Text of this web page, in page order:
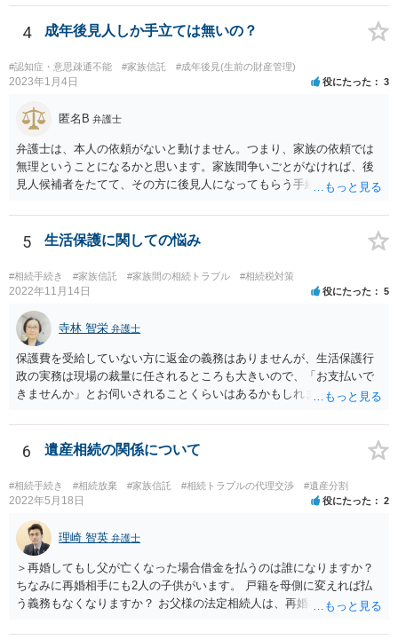
4 成年後見人しか手立ては無いの？
#認知症・意思疎通不能 #家族信託 #成年後見(生前の財産管理)
2023年1月4日 役にたった 3
匿名B 弁護士
弁護士は、本人の依頼がないと動けません。つまり、家族の依頼では
無理ということになるかと思います。家族間争いごとがなければ、後
見人候補者をたてて、その方に後見人になってもらう手続をすすめた
5 生活保護に関しての悩み
#相続手続き #家族信託 #家族間の相続トラブル #相続税対策
2022年11月14日 役にたった 5
寺林 智栄 弁護士
保護費を受給していない方に返金の義務はありませんが、生活保護行
政の実務は現場の裁量に任されるところも大きいので、「お支払いで
きませんか」とお伺いされることくらいはあるかもしれません。 通報
考えてご判断いただくのが良いと思います。
6 遺産相続の関係について
#相続手続き #相続放棄 #家族信託 #相続トラブルの代理交渉 #遺産分割
2022年5月18日 役にたった 2
理崎 智英 弁護士
＞再婚してもし父が亡くなった場合借金を払うのは誰になりますか？
ちなみに再婚相手にも2人の子供がいます。 戸籍を母側に変えれば払
う義務もなくなりますか？ お父様の法定相続人は、再婚相手とご相談